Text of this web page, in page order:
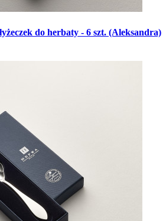
do herbaty - 6 szt. (Aleksandra)